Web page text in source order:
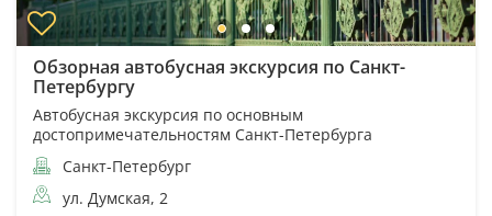
Обзорная автобусная экскурсия по Санкт-
Петербургу
Автобусная экскурсия по основным
достопримечательностям Санкт-Петербурга
Санкт-Петербург
ул. Думская, 2